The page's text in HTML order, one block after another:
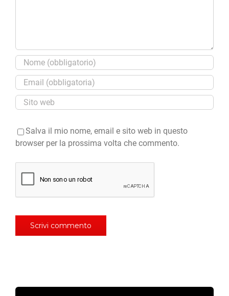
Salva il mio nome, email e sito web in questo
browser per la prossima volta che commento.